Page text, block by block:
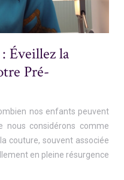
Éveillez la
Pré-
nos enfants peuvent
considérons comme
couture, souvent associée
en pleine résurgence